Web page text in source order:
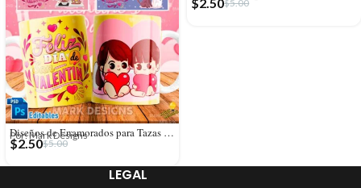
Diseños de Enamorados para Tazas San Valentín
Por: Mark Designs
$5.00
$2.50
$5.00
$2.50
LEGAL